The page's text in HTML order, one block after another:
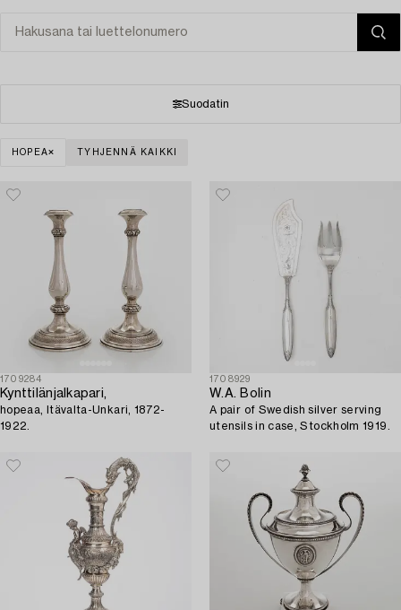
Suodatin
HOPEA TYHJENNÄ KAIKKI
1709284
Kynttilänjalkapari,
hopeaa, Itävalta-Unkari, 1872-
1922.
1708929
W.A. Bolin
A pair of Swedish silver serving
utensils in case, Stockholm 1919.